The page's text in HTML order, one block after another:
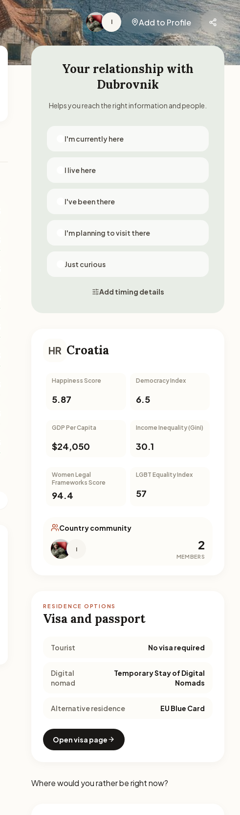
I Add to Profile
Your relationship with
Dubrovnik
Helps you reach the right information and people.
I'm currently here
I live here
I've been there
I'm planning to visit there
Just curious
Add timing details
HR Croatia
Happiness Score
5.87
Democracy Index
6.5
GDP Per Capita
$24,050
Income Inequality (Gini)
30.1
Women Legal
Frameworks Score
94.4
LGBT Equality Index
57
Country community
I 2
MEMBERS
RESIDENCE OPTIONS
Visa and passport
Tourist No visa required
Digital
nomad
Temporary Stay of Digital
Nomads
Alternative residence EU Blue Card
Open visa page
Where would you rather be right now?